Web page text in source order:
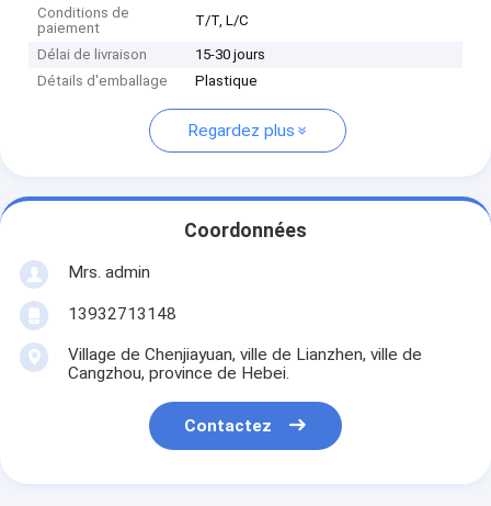
Conditions de
paiement
T/T, L/C
Délai de livraison
15-30 jours
Détails d'emballage
Plastique
Regardez plus
Coordonnées
Mrs. admin
13932713148
Village de Chenjiayuan, ville de Lianzhen, ville de
Cangzhou, province de Hebei.
Contactez